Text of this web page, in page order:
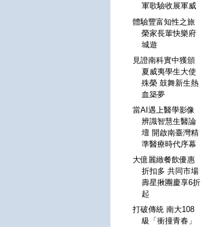
軍歌驗收展軍威
體驗豐富知性之旅
榮家長輩快樂府
城遊
見證南科實中獲頒
夏威夷學生大使
殊榮 鼓舞新生熱
血築夢
當AI遇上醫學影像
辨識智慧生醫論
壇 開啟南臺灣精
準醫療時代序幕
大億麗緻餐飲優惠
折扣多 共同市場
壽星揪團慶享6折
起
打破傳統 南大108
級「衝撞青春」